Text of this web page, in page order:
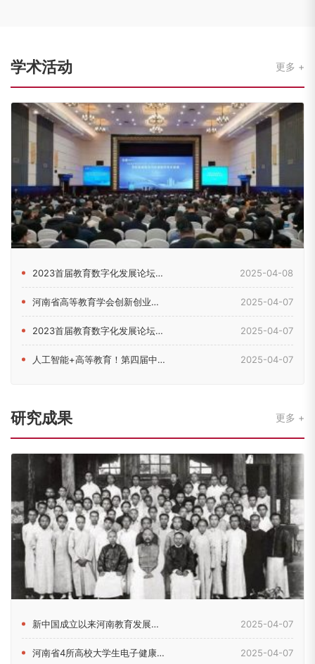
学术活动 更多
2023首届教育数字化发展论坛在郑州举行 2025-04-08
河南省高等教育学会创新创业教育分会2024年理事会暨学术年会... 2025-04-07
2023首届教育数字化发展论坛在河南郑州举行 2025-04-07
人工智能+高等教育！第四届中原高等教育（国际）论坛在郑召开 2025-04-07
研究成果 更多
新中国成立以来河南教育发展的历史脉络考察 2025-04-07
河南省4所高校大学生电子健康素养现状及影响因素研究 2025-04-07